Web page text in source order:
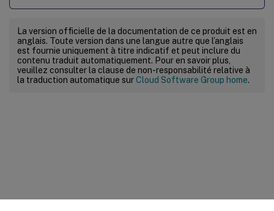
La version officielle de la documentation de ce produit est en
anglais. Toute version dans une langue autre que l’anglais
est fournie uniquement à titre indicatif et peut inclure du
contenu traduit automatiquement. Pour en savoir plus,
veuillez consulter la clause de non-responsabilité relative à
la traduction automatique surCloud Software Group home.